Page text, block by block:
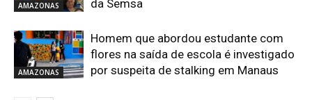
AMAZONAS
da Semsa
AMAZONAS
Homem que abordou estudante com
flores na saída de escola é investigado
por suspeita de stalking em Manaus